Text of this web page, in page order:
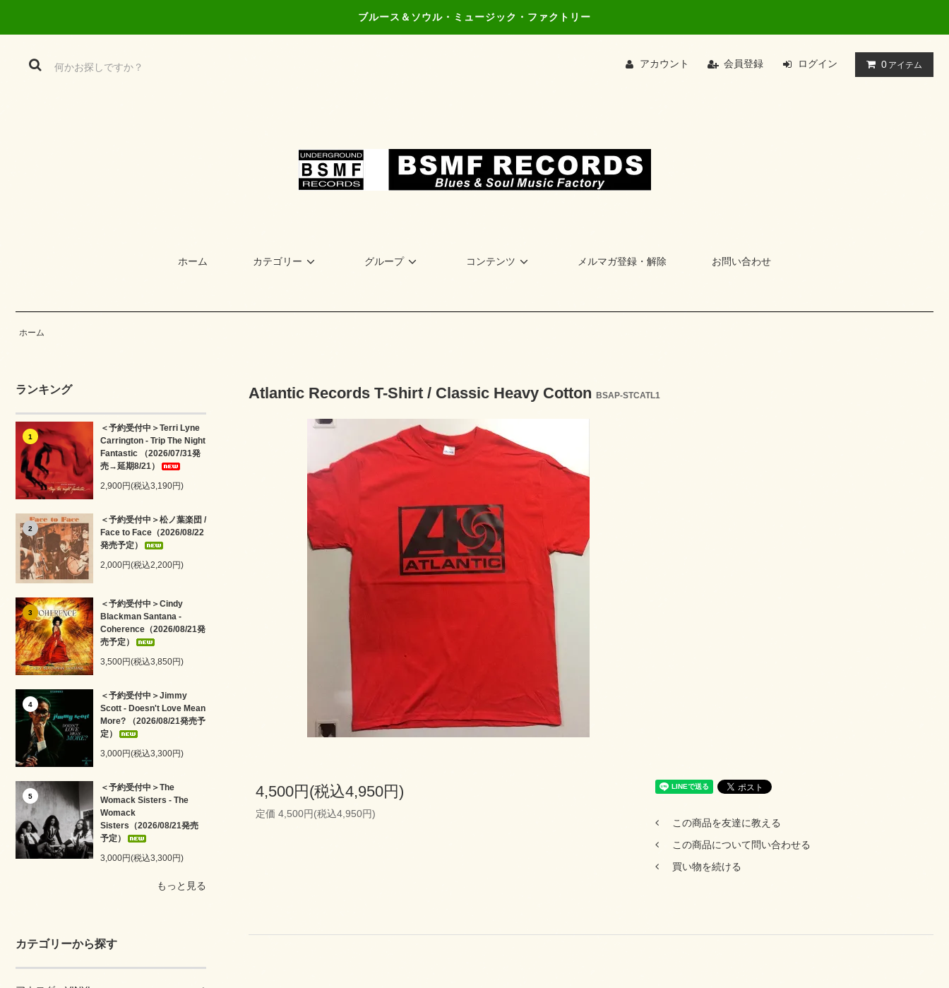
ブルース＆ソウル・ミュージック・ファクトリー
アカウント 会員登録 ログイン 0 アイテム
ホーム カテゴリー グループ コンテンツ メルマガ登録・解除 お問い合わせ
ホーム
ランキング
1
＜予約受付中＞Terri Lyne
Carrington - Trip The Night
Fantastic （2026/07/31発
売→延期8/21）
2,900円(税込3,190円)
2
＜予約受付中＞松ノ葉楽団 /
Face to Face（2026/08/22
発売予定）
2,000円(税込2,200円)
3
＜予約受付中＞Cindy
Blackman Santana -
Coherence（2026/08/21発
売予定）
3,500円(税込3,850円)
4
＜予約受付中＞Jimmy
Scott - Doesn't Love Mean
More? （2026/08/21発売予
定）
3,000円(税込3,300円)
5
＜予約受付中＞The
Womack Sisters - The
Womack
Sisters（2026/08/21発売
予定）
3,000円(税込3,300円)
もっと見る
カテゴリーから探す
Atlantic Records T-Shirt / Classic Heavy Cotton BSAP-STCATL1
4,500円(税込4,950円)
定価 4,500円(税込4,950円)
この商品を友達に教える
この商品について問い合わせる
買い物を続ける